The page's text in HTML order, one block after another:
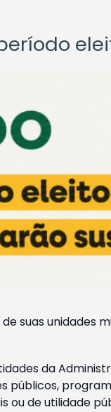
suas unidades
da
ou de utilidade